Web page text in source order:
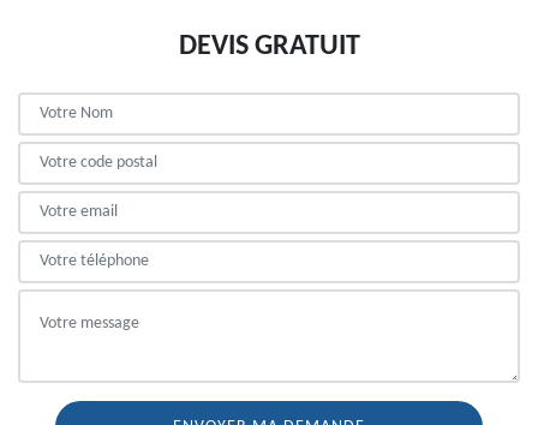
DEVIS GRATUIT